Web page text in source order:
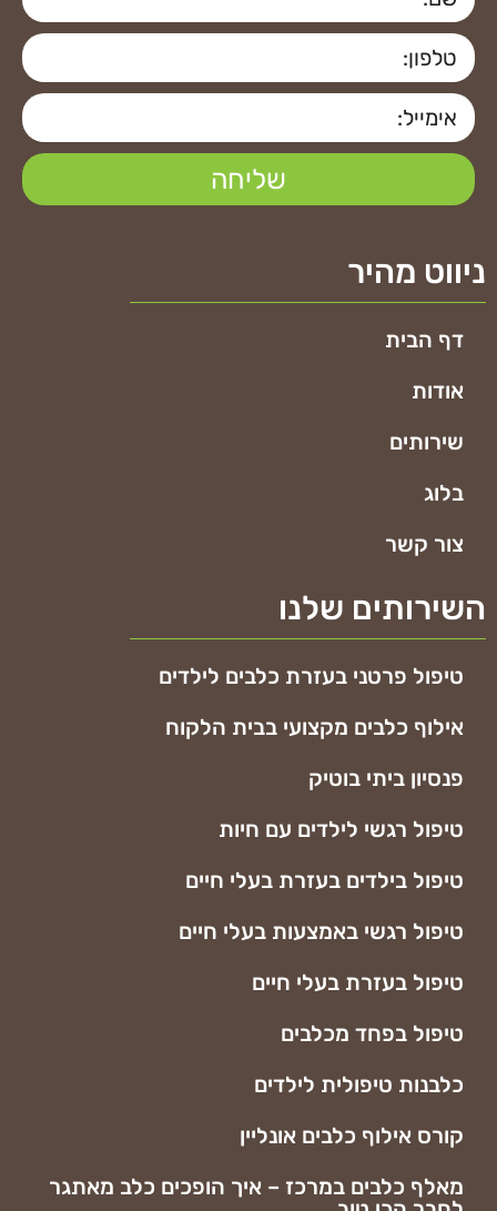
שליחה
ניווט מהיר
דף הבית
אודות
שירותים
בלוג
צור קשר
השירותים שלנו
טיפול פרטני בעזרת כלבים לילדים
אילוף כלבים מקצועי בבית הלקוח
פנסיון ביתי בוטיק
טיפול רגשי לילדים עם חיות
טיפול בילדים בעזרת בעלי חיים
טיפול רגשי באמצעות בעלי חיים
טיפול בעזרת בעלי חיים
טיפול בפחד מכלבים
כלבנות טיפולית לילדים
קורס אילוף כלבים אונליין
מאלף כלבים במרכז – איך הופכים כלב מאתגר